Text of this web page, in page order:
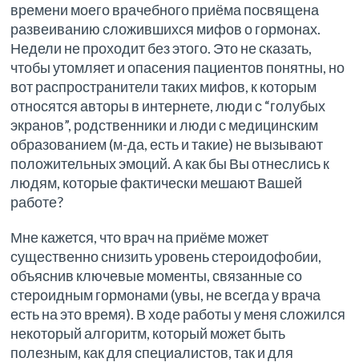
времени моего врачебного приёма посвящена
развеиванию сложившихся мифов о гормонах.
Недели не проходит без этого. Это не сказать,
чтобы утомляет и опасения пациентов понятны, но
вот распространители таких мифов, к которым
относятся авторы в интернете, люди с “голубых
экранов”, родственники и люди с медицинским
образованием (м-да, есть и такие) не вызывают
положительных эмоций. А как бы Вы отнеслись к
людям, которые фактически мешают Вашей
работе?
Мне кажется, что врач на приёме может
существенно снизить уровень стероидофобии,
объяснив ключевые моменты, связанные со
стероидным гормонами (увы, не всегда у врача
есть на это время). В ходе работы у меня сложился
некоторый алгоритм, который может быть
полезным, как для специалистов, так и для